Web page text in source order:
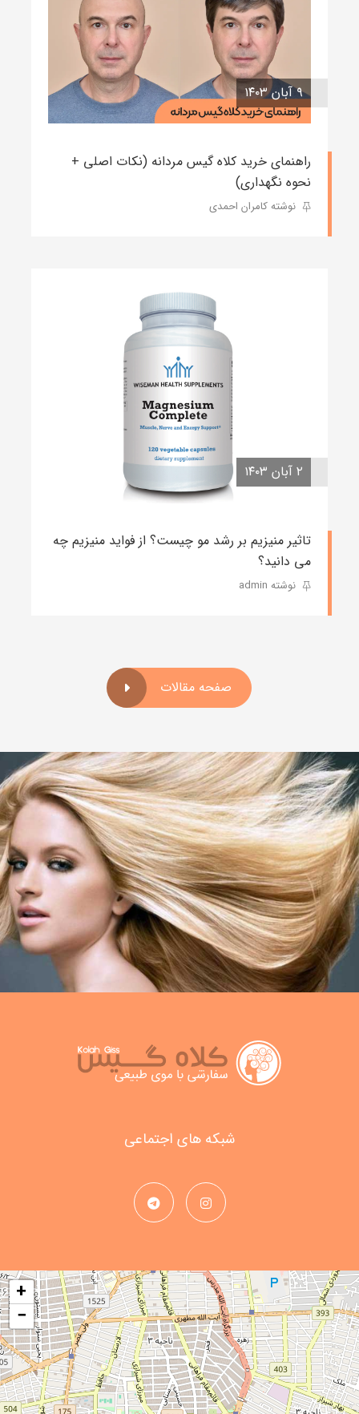
۹ آبان ۱۴۰۳
راهنمای خرید کلاه گیس مردانه (نکات اصلی +
نحوه نگهداری)
نوشته کامران احمدی
۲ آبان ۱۴۰۳
تاثیر منیزیم بر رشد مو چیست؟ از فواید منیزیم چه
می دانید؟
نوشته admin
صفحه مقالات
شبکه های اجتماعی
+
−